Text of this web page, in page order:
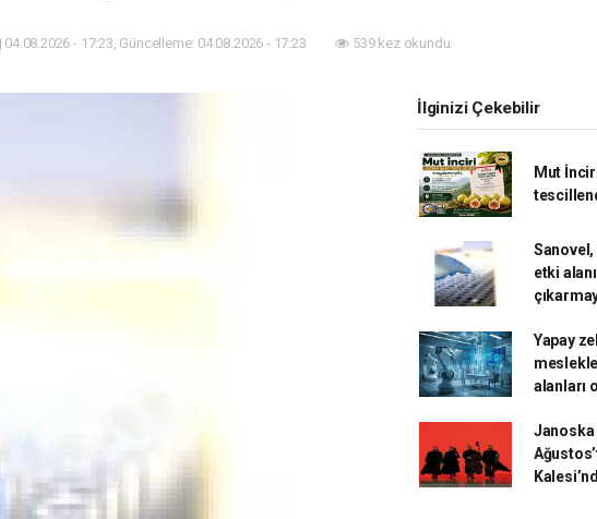
- 17:23, Güncelleme: 04.08.2026 - 17:23 539 kez okundu.
İlginizi Çekebilir
Mut
Sanovel,
etki
Yapay
alanları
Janoska